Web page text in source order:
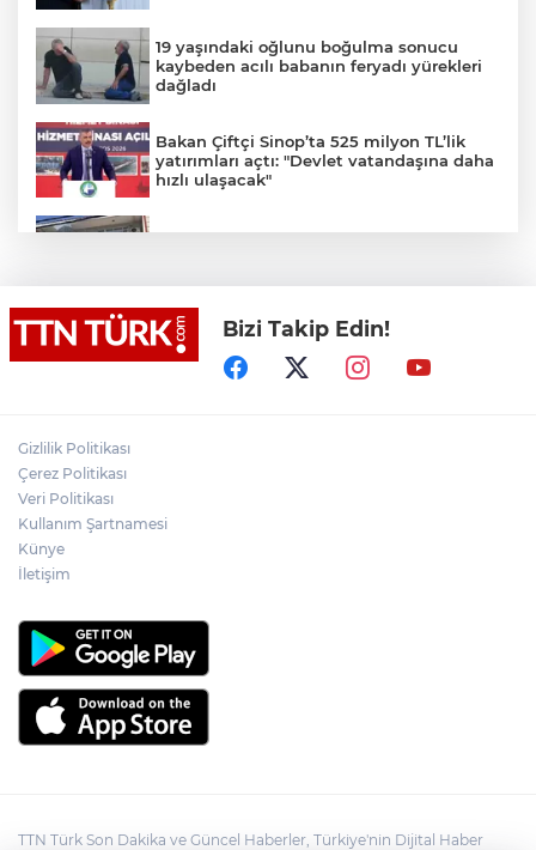
19 yaşındaki oğlunu boğulma sonucu
kaybeden acılı babanın feryadı yürekleri
dağladı
Bakan Çiftçi Sinop’ta 525 milyon TL’lik
yatırımları açtı: "Devlet vatandaşına daha
hızlı ulaşacak"
Bakan Tekin üniversite adaylarıyla
tecrübe paylaştı
sonra kaçan hırsıza, temizlik
Bizi Takip Edin!
Gizlilik Politikası
Çerez Politikası
Veri Politikası
Kullanım Şartnamesi
Künye
İletişim
TTN Türk Son Dakika ve Güncel Haberler, Türkiye'nin Dijital Haber